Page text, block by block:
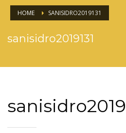
HOME SANISIDRO2019131
sanisidro2019131